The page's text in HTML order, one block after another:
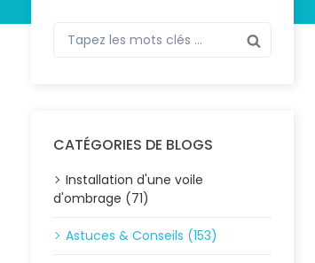
CATÉGORIES DE BLOGS
Installation d'une voile
d'ombrage (71)
Astuces & Conseils (153)